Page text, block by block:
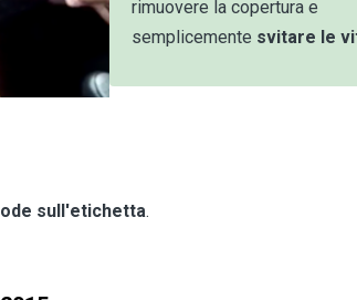
rimuovere la copertura e
semplicemente svitare le
sull'etichetta.